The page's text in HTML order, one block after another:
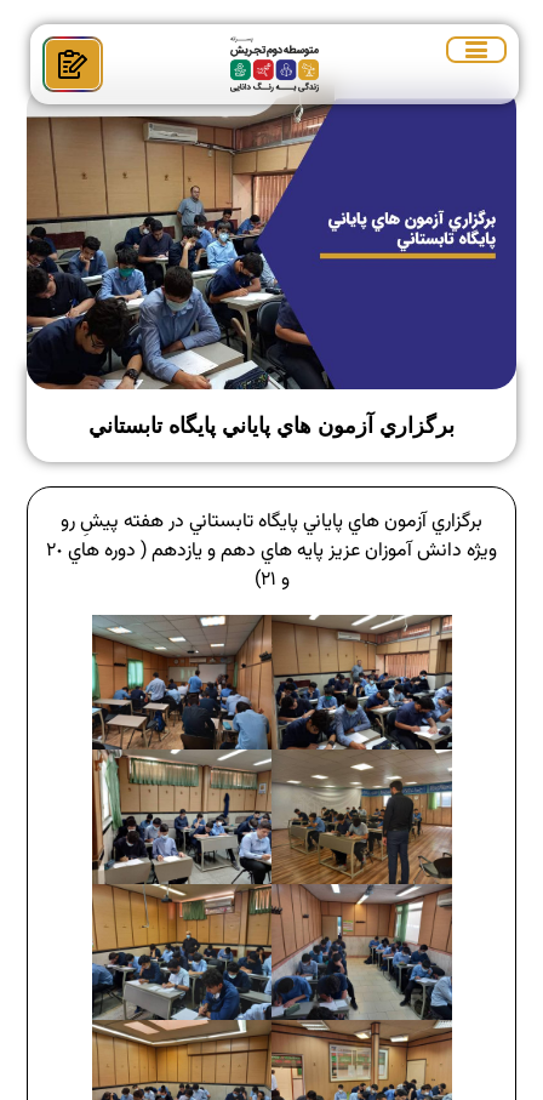
برگزاري آزمون هاي پاياني پايگاه تابستاني
برگزاري آزمون هاي پاياني پايگاه تابستاني در هفته پيشِ رو
ويژه دانش آموزان عزيز پايه هاي دهم و يازدهم ( دوره هاي ٢٠
و ٢١)